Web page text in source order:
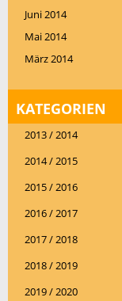
Juni 2014
Mai 2014
März 2014
KATEGORIEN
2013 / 2014
2014 / 2015
2015 / 2016
2016 / 2017
2017 / 2018
2018 / 2019
2019 / 2020